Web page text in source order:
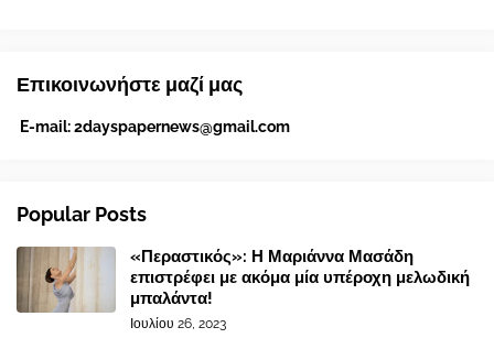
Επικοινωνήστε μαζί μας
E-mail:2dayspapernews@gmail.com
Popular Posts
«Περαστικός»: Η Μαριάννα Μασάδη
επιστρέφει με ακόμα μία υπέροχη μελωδική
μπαλάντα!
Ιουλίου 26, 2023